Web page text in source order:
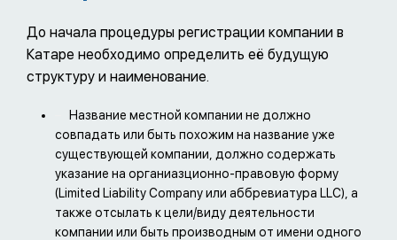
До начала процедуры регистрации компании в
Катаре необходимо определить её будущую
структуру и наименование.
Название местной компании не должно
совпадать или быть похожим на название уже
существующей компании, должно содержать
указание на органиазционно-правовую форму
(Limited Liability Company или аббревиатура LLC), а
также отсылать к цели/виду деятельности
компании или быть производным от имени одного